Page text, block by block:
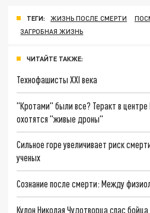
ТЕГИ: ЖИЗНЬ ПОСЛЕ СМЕРТИ
ЗАГРОБНАЯ ЖИЗНЬ
ЧИТАЙТЕ ТАКЖЕ:
Технофашисты XXI века
"Кротами" были все? Теракт в
охотятся "живые дроны"
Сильное горе увеличивает риск
ученых
Сознание после смерти: Между
Кулон Николая Чудотворца спас